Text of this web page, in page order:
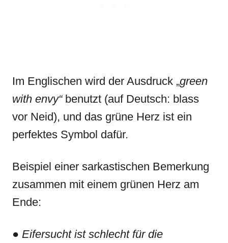
Im Englischen wird der Ausdruck „green
with envy“ benutzt (auf Deutsch: blass
vor Neid), und das grüne Herz ist ein
perfektes Symbol dafür.
Beispiel einer sarkastischen Bemerkung
zusammen mit einem grünen Herz am
Ende:
● Eifersucht ist schlecht für die